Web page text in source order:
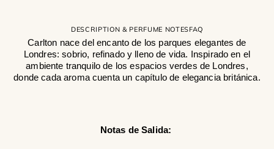
DESCRIPTION & PERFUME NOTESFAQ
Carlton nace del encanto de los parques elegantes de
Londres: sobrio, refinado y lleno de vida. Inspirado en el
ambiente tranquilo de los espacios verdes de Londres,
donde cada aroma cuenta un capítulo de elegancia británica.
Notas de Salida: